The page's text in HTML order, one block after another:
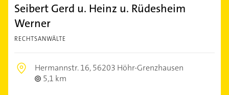
Seibert Gerd u. Heinz u. Rüdesheim
Werner
RECHTSANWÄLTE
Hermannstr. 16,56203 Höhr-Grenzhausen
5,1 km